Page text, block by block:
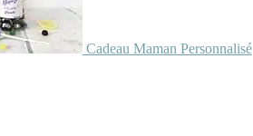
Cadeau Maman Personnalisé